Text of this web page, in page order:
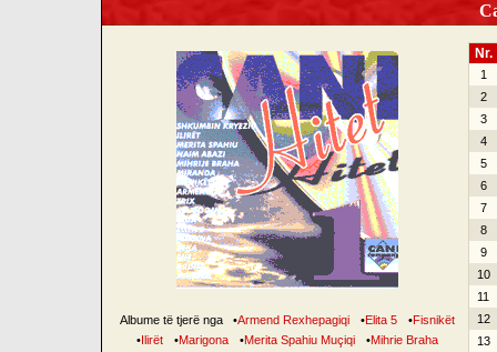
Albume të tjerë nga •Armend Rexhepagiqi •Elita 5 •Fisnikët
•Ilirët •Marigona •Merita Spahiu Muçiqi •Mihrie Braha
Nr.
1
2
3
4
5
6
7
8
9
10
11
12
13